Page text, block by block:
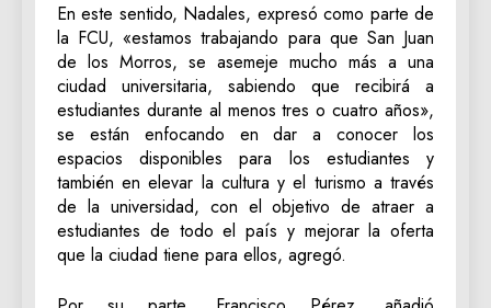
En este sentido, Nadales, expresó como parte de
la FCU, «estamos trabajando para que San Juan
de los Morros, se asemeje mucho más a una
ciudad universitaria, sabiendo que recibirá a
estudiantes durante al menos tres o cuatro años»,
se están enfocando en dar a conocer los
espacios disponibles para los estudiantes y
también en elevar la cultura y el turismo a través
de la universidad, con el objetivo de atraer a
estudiantes de todo el país y mejorar la oferta
que la ciudad tiene para ellos, agregó.